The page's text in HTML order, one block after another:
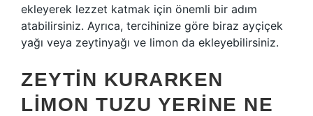
ekleyerek lezzet katmak için önemli bir adım
atabilirsiniz. Ayrıca, tercihinize göre biraz ayçiçek
yağı veya zeytinyağı ve limon da ekleyebilirsiniz.
ZEYTIN KURARKEN
LIMON TUZU YERINE NE